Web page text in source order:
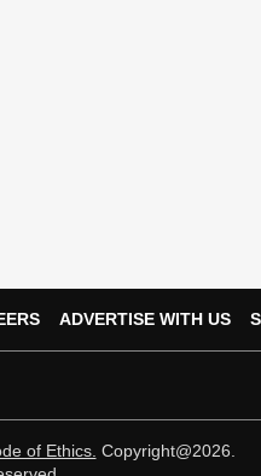
ADVERTISE WITH US
of Ethics. Copyright@2026.